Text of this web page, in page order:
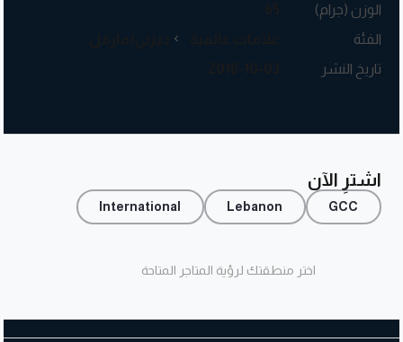
الوزن (جرام)
الفئة
تاريخ النشر
اشترِ الآن
GCC
Lebanon
International
اختر منطقتك لرؤية المتاجر المتاحة